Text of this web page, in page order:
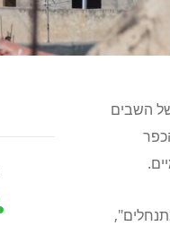
השבים